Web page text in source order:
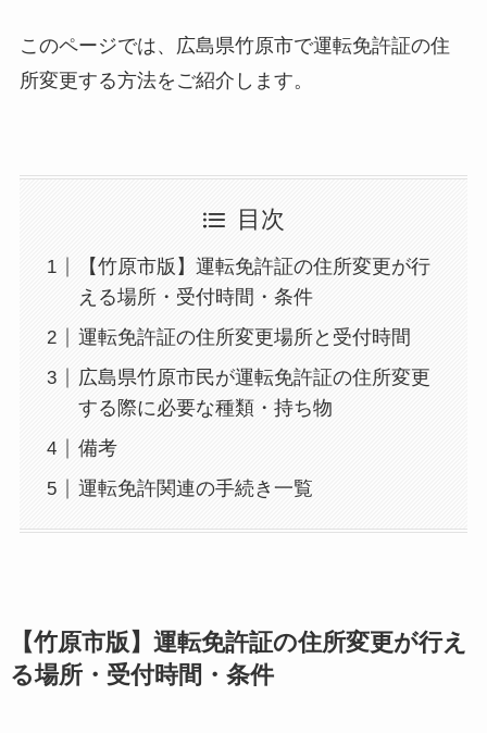
このページでは、広島県竹原市で運転免許証の住
所変更する方法をご紹介します。
目次
【竹原市版】運転免許証の住所変更が行
える場所・受付時間・条件
運転免許証の住所変更場所と受付時間
広島県竹原市民が運転免許証の住所変更
する際に必要な種類・持ち物
備考
運転免許関連の手続き一覧
【竹原市版】運転免許証の住所変更が行え
る場所・受付時間・条件